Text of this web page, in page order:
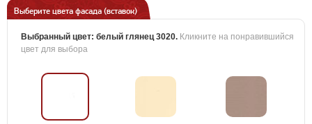
Выберите цвета фасада (вставок)
Выбранный цвет: белый глянец 3020. Кликните на понравившийся
цвет для выбора